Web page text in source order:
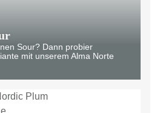
Sour? Dann probier
mit unserem Alma Norte